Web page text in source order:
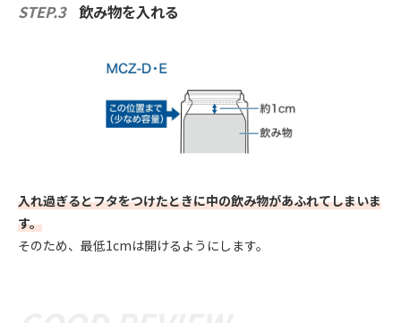
STEP.3 飲み物を入れる
入れ過ぎるとフタをつけたときに中の飲み物があふれてしまいま
す。
そのため、最低1cmは開けるようにします。